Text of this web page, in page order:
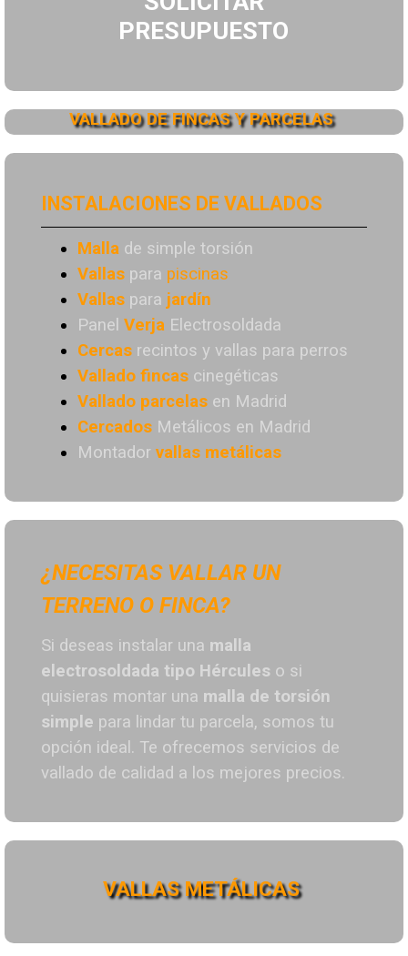
PRESUPUESTO
VALLADO DE FINCAS Y PARCELAS
INSTALACIONES DE VALLADOS
Malla de simple torsión
Vallas para piscinas
Vallas para jardín
Panel Verja Electrosoldada
Cercas recintos y vallas para perros
Vallado fincas cinegéticas
Vallado parcelas en Madrid
Cercados Metálicos en Madrid
Montador vallas metálicas
¿NECESITAS VALLAR UN
TERRENO O FINCA?
Si deseas instalar una malla
electrosoldada tipo Hércules o si
quisieras montar una malla de torsión
simple para lindar tu parcela, somos tu
opción ideal. Te ofrecemos servicios de
vallado de calidad a los mejores precios.
VALLAS METÁLICAS